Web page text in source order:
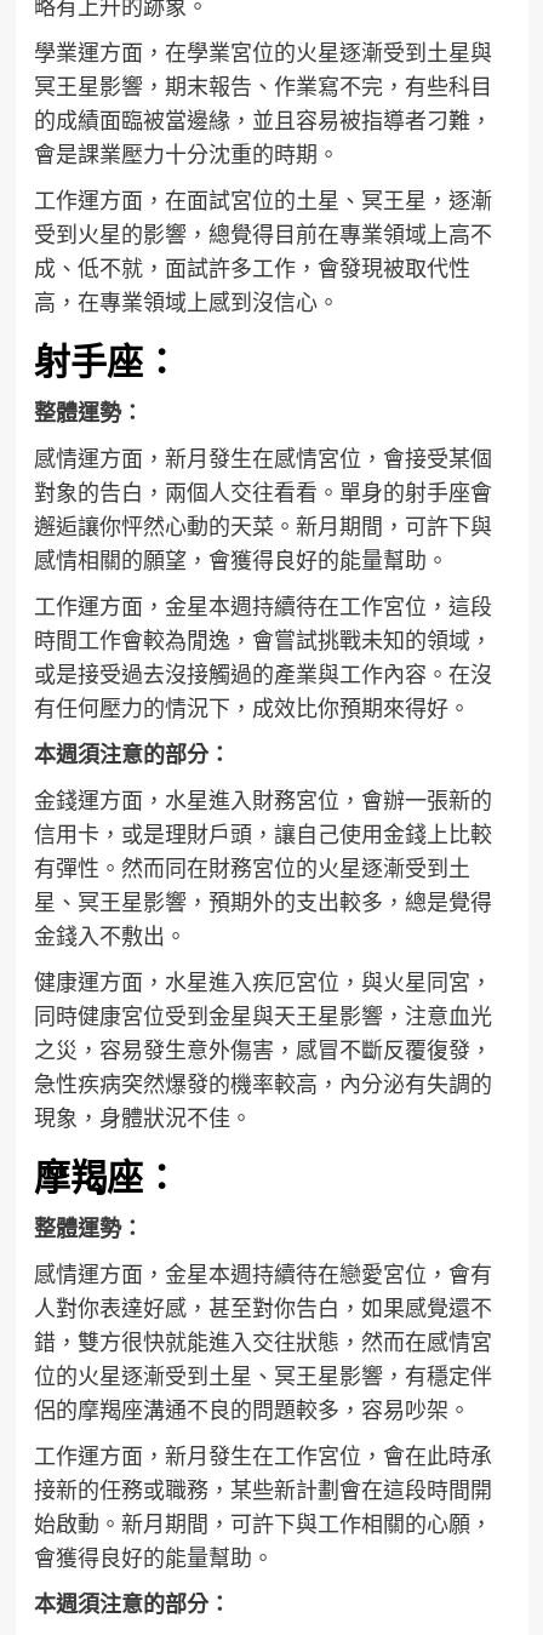
略有上升的跡象。
學業運方面，在學業宮位的火星逐漸受到土星與
冥王星影響，期末報告、作業寫不完，有些科目
的成績面臨被當邊緣，並且容易被指導者刁難，
會是課業壓力十分沈重的時期。
工作運方面，在面試宮位的土星、冥王星，逐漸
受到火星的影響，總覺得目前在專業領域上高不
成、低不就，面試許多工作，會發現被取代性
高，在專業領域上感到沒信心。
射手座：
整體運勢：
感情運方面，新月發生在感情宮位，會接受某個
對象的告白，兩個人交往看看。單身的射手座會
邂逅讓你怦然心動的天菜。新月期間，可許下與
感情相關的願望，會獲得良好的能量幫助。
工作運方面，金星本週持續待在工作宮位，這段
時間工作會較為閒逸，會嘗試挑戰未知的領域，
或是接受過去沒接觸過的產業與工作內容。在沒
有任何壓力的情況下，成效比你預期來得好。
本週須注意的部分：
金錢運方面，水星進入財務宮位，會辦一張新的
信用卡，或是理財戶頭，讓自己使用金錢上比較
有彈性。然而同在財務宮位的火星逐漸受到土
星、冥王星影響，預期外的支出較多，總是覺得
金錢入不敷出。
健康運方面，水星進入疾厄宮位，與火星同宮，
同時健康宮位受到金星與天王星影響，注意血光
之災，容易發生意外傷害，感冒不斷反覆復發，
急性疾病突然爆發的機率較高，內分泌有失調的
現象，身體狀況不佳。
摩羯座：
整體運勢：
感情運方面，金星本週持續待在戀愛宮位，會有
人對你表達好感，甚至對你告白，如果感覺還不
錯，雙方很快就能進入交往狀態，然而在感情宮
位的火星逐漸受到土星、冥王星影響，有穩定伴
侶的摩羯座溝通不良的問題較多，容易吵架。
工作運方面，新月發生在工作宮位，會在此時承
接新的任務或職務，某些新計劃會在這段時間開
始啟動。新月期間，可許下與工作相關的心願，
會獲得良好的能量幫助。
本週須注意的部分：